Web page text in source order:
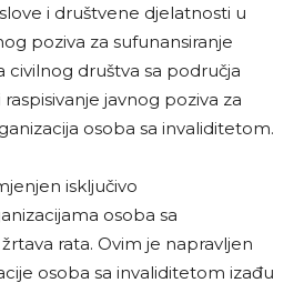
i društvene djelatnosti u
poziva za sufunansiranje
civilnog društva sa područja
javnog poziva za
osoba sa invaliditetom.
isključivo
osoba sa
rata. Ovim je napravljen
osoba sa invaliditetom izađu